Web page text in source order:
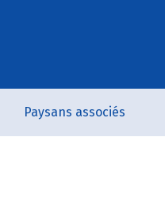
Paysans associés